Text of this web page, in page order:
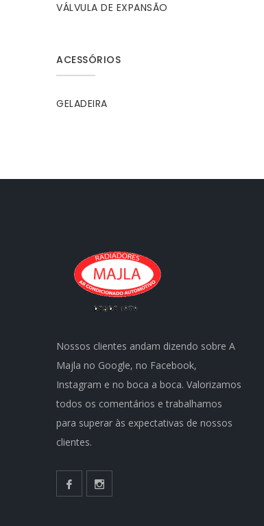
VÁLVULA DE EXPANSÃO
ACESSÓRIOS
GELADEIRA
Nossos clientes andam dizendo sobre A
Majla no Google, no Facebook,
Instagram e no boca a boca. Valorizamos
todos os comentários e trabalhamos
para superar às expectativas de nossos
clientes.